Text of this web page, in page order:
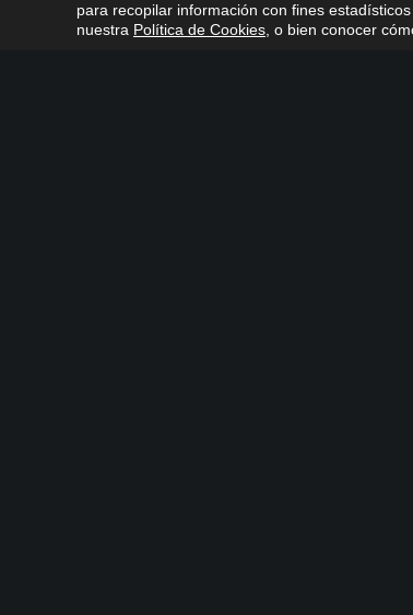
para recopilar información con fines
nuestra Política de Cookies , o bien conocer